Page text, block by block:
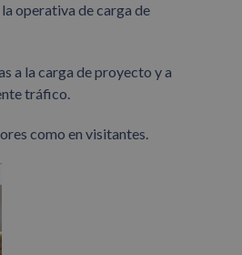
operativa de carga de
a la carga de proyecto y a
tráfico.
como en visitantes.